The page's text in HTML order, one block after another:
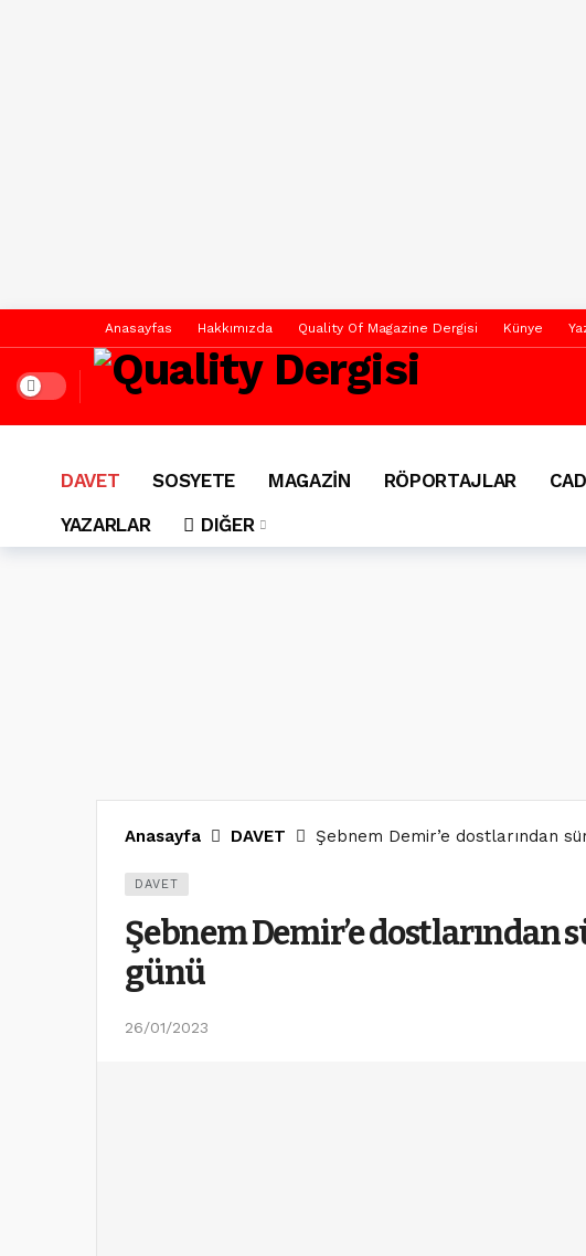
Anasayfas Hakkımızda Quality Of Magazine Dergisi Künye
Dark mode
DAVET SOSYETE MAGAZİN RÖPORTAJLAR
YAZARLAR
DIĞER
Anasayfa DAVET Şebnem Demir’e dostlarından
DAVET
Şebnem Demir’e dostlarından
günü
26/01/2023